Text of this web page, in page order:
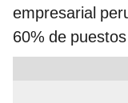
empresarial
60% de